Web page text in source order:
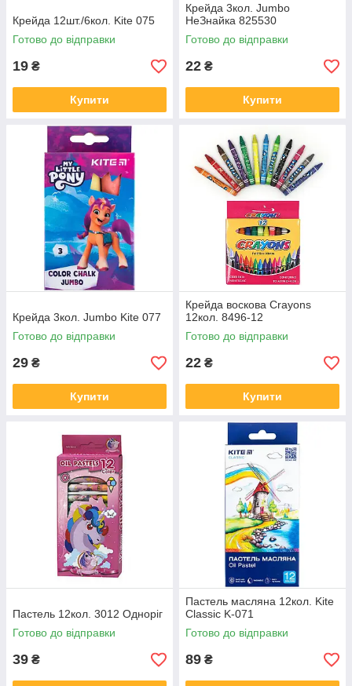
Крейда 12шт./6кол. Kite 075
Готово до відправки
19 ₴
Купити
Крейда 3кол. Jumbo
НеЗнайка 825530
Готово до відправки
22 ₴
Купити
Крейда 3кол. Jumbo Kite 077
Готово до відправки
29 ₴
Купити
Крейда воскова Crayons
12кол. 8496-12
Готово до відправки
22 ₴
Купити
Пастель 12кол. 3012 Одноріг
Готово до відправки
39 ₴
Пастель масляна 12кол. Kite
Classic K-071
Готово до відправки
89 ₴